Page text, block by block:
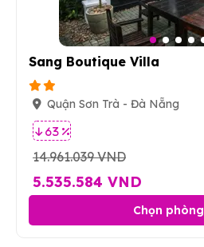
Sang Boutique Villa
Quận Sơn Trà - Đà Nẵng
63 %
14.961.039 VND
5.535.584 VND
Chọn phòng